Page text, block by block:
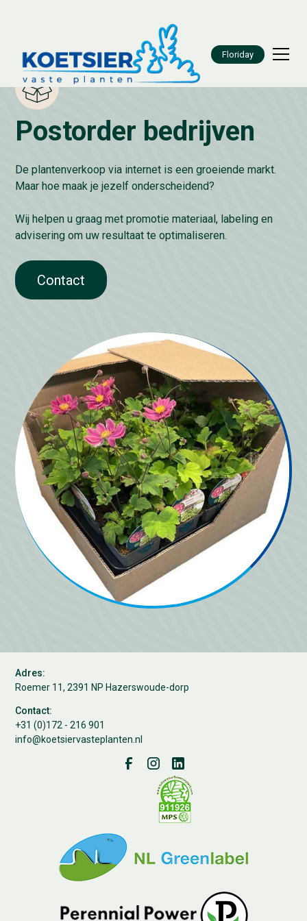
Floriday
Postorder bedrijven
De plantenverkoop via internet is een groeiende markt.
Maar hoe maak je jezelf onderscheidend?
Wij helpen u graag met promotie materiaal, labeling en
advisering om uw resultaat te optimaliseren.
Contact
Adres:
Roemer 11, 2391 NP Hazerswoude-dorp
Contact:
+31 (0)172 - 216 901
info@koetsiervasteplanten.nl